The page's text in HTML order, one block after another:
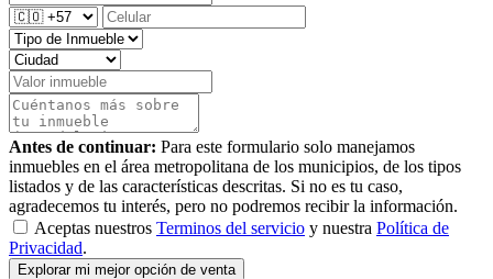
Antes de continuar: Para este formulario solo manejamos
inmuebles en el área metropolitana de los municipios, de los tipos
listados y de las características descritas. Si no es tu caso,
agradecemos tu interés, pero no podremos recibir la información.
Aceptas nuestros Terminos del servicio y nuestra Política de
Privacidad.
Explorar mi mejor opción de venta